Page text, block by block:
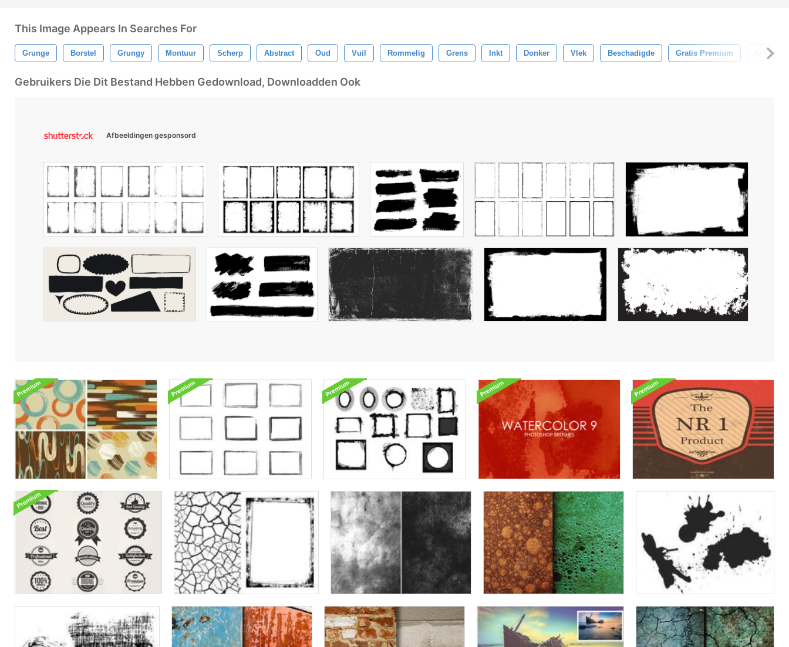
This Image Appears In Searches For
Grunge Borstel Grungy Montuur Scherp Abstract Oud Vuil Rommelig Grens Inkt Donker Vlek Beschadigde Gratis Premium
Gebruikers Die Dit Bestand Hebben Gedownload, Downloadden Ook
Afbeeldingen gesponsord